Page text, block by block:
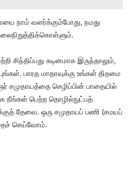
நாம் வளர்க்கும்போது, நமது
சிந்திப்பது கடினமாக இருந்தாலும்,
பாரத மாதாவுக்கு உங்கள் திறமை
சமுதாயத்தை செழிப்பின் பாதையில்
நீங்கள் பெற்ற தொழில்நுட்பத்
தேவை. ஒரு சமுதாயப் பணி (சமயப்
செய்வோம்.